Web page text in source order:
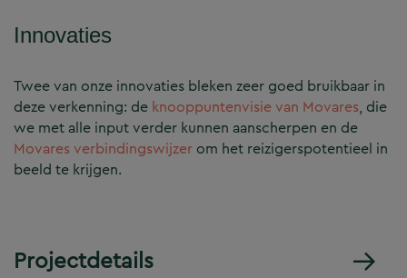
Innovaties
Twee van onze innovaties bleken zeer goed bruikbaar in
deze verkenning: de knooppuntenvisie van Movares, die
we met alle input verder kunnen aanscherpen en de
Movares verbindingswijzer om het reizigerspotentieel in
beeld te krijgen.
Projectdetails